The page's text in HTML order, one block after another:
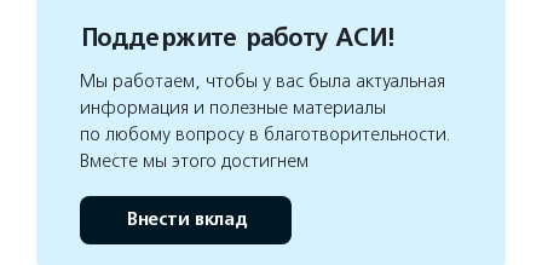
Поддержите работу АСИ!
Мы работаем, чтобы у вас была актуальная
информация и полезные материалы
по любому вопросу в благотворительности.
Вместе мы этого достигнем
Внести вклад